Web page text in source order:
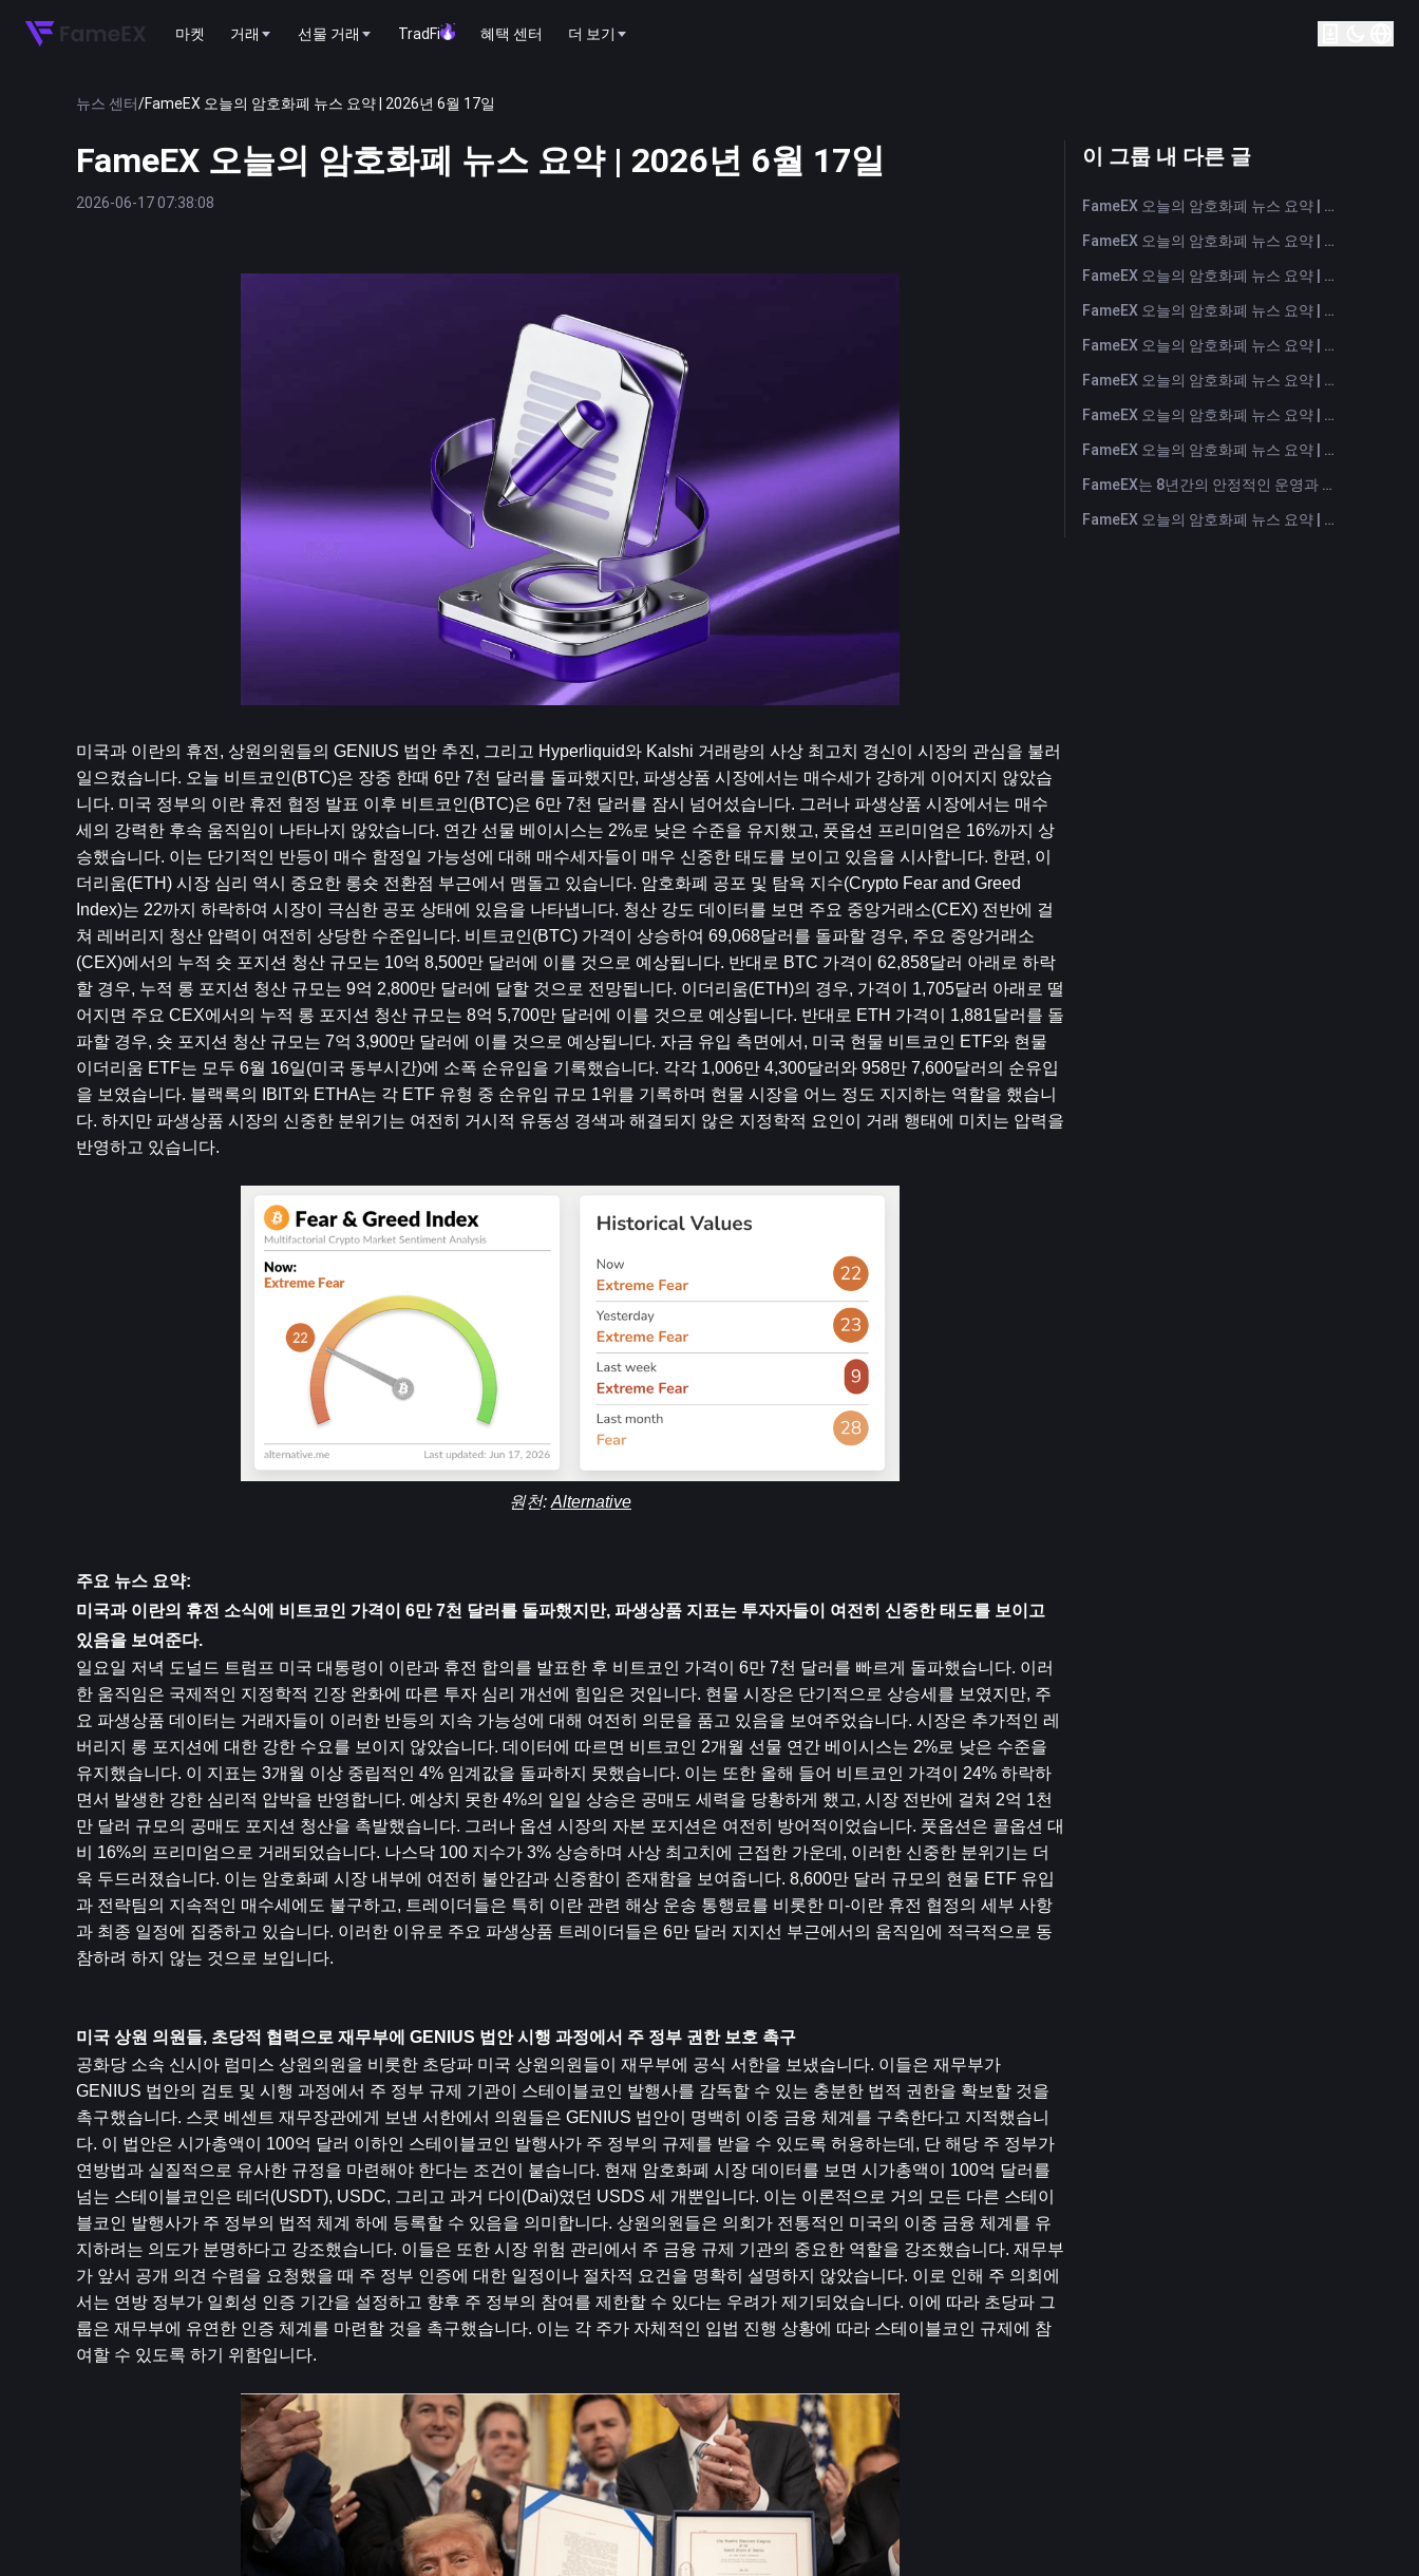
마켓 거래 선물 거래 TradFi 혜택 센터 더 보기
뉴스 센터/FameEX 오늘의 암호화폐 뉴스 요약 | 2026년 6월 17일
FameEX 오늘의 암호화폐 뉴스 요약 | 2026년 6월 17일
2026-06-17 07:38:08
미국과 이란의 휴전, 상원의원들의 GENIUS 법안 추진, 그리고 Hyperliquid와 Kalshi 거래량의 사상 최고치 경신이 시장의 관심을 불러
일으켰습니다. 오늘 비트코인(BTC)은 장중 한때 6만 7천 달러를 돌파했지만, 파생상품 시장에서는 매수세가 강하게 이어지지 않았습
니다. 미국 정부의 이란 휴전 협정 발표 이후 비트코인(BTC)은 6만 7천 달러를 잠시 넘어섰습니다. 그러나 파생상품 시장에서는 매수
세의 강력한 후속 움직임이 나타나지 않았습니다. 연간 선물 베이시스는 2%로 낮은 수준을 유지했고, 풋옵션 프리미엄은 16%까지 상
승했습니다. 이는 단기적인 반등이 매수 함정일 가능성에 대해 매수세자들이 매우 신중한 태도를 보이고 있음을 시사합니다. 한편, 이
더리움(ETH) 시장 심리 역시 중요한 롱숏 전환점 부근에서 맴돌고 있습니다. 암호화폐 공포 및 탐욕 지수(Crypto Fear and Greed
Index)는 22까지 하락하여 시장이 극심한 공포 상태에 있음을 나타냅니다. 청산 강도 데이터를 보면 주요 중앙거래소(CEX) 전반에 걸
쳐 레버리지 청산 압력이 여전히 상당한 수준입니다. 비트코인(BTC) 가격이 상승하여 69,068달러를 돌파할 경우, 주요 중앙거래소
(CEX)에서의 누적 숏 포지션 청산 규모는 10억 8,500만 달러에 이를 것으로 예상됩니다. 반대로 BTC 가격이 62,858달러 아래로 하락
할 경우, 누적 롱 포지션 청산 규모는 9억 2,800만 달러에 달할 것으로 전망됩니다. 이더리움(ETH)의 경우, 가격이 1,705달러 아래로 떨
어지면 주요 CEX에서의 누적 롱 포지션 청산 규모는 8억 5,700만 달러에 이를 것으로 예상됩니다. 반대로 ETH 가격이 1,881달러를 돌
파할 경우, 숏 포지션 청산 규모는 7억 3,900만 달러에 이를 것으로 예상됩니다. 자금 유입 측면에서, 미국 현물 비트코인 ​​ETF와 현물
이더리움 ETF는 모두 6월 16일(미국 동부시간)에 소폭 순유입을 기록했습니다. 각각 1,006만 4,300달러와 958만 7,600달러의 순유입
을 보였습니다. 블랙록의 IBIT와 ETHA는 각 ETF 유형 중 순유입 규모 1위를 기록하며 현물 시장을 어느 정도 지지하는 역할을 했습니
다. 하지만 파생상품 시장의 신중한 분위기는 여전히 거시적 유동성 경색과 해결되지 않은 지정학적 요인이 거래 행태에 미치는 압력을
반영하고 있습니다.
원천: Alternative
주요 뉴스 요약:
미국과 이란의 휴전 소식에 비트코인 ​​가격이 6만 7천 달러를 돌파했지만, 파생상품 지표는 투자자들이 여전히 신중한 태도를 보이고
있음을 보여준다.
일요일 저녁 도널드 트럼프 미국 대통령이 이란과 휴전 합의를 발표한 후 비트코인 ​​가격이 6만 7천 달러를 빠르게 돌파했습니다. 이러
한 움직임은 국제적인 지정학적 긴장 완화에 따른 투자 심리 개선에 힘입은 것입니다. 현물 시장은 단기적으로 상승세를 보였지만, 주
요 파생상품 데이터는 거래자들이 이러한 반등의 지속 가능성에 대해 여전히 의문을 품고 있음을 보여주었습니다. 시장은 추가적인 레
버리지 롱 포지션에 대한 강한 수요를 보이지 않았습니다. 데이터에 따르면 비트코인 ​​2개월 선물 연간 베이시스는 2%로 낮은 수준을
유지했습니다. 이 지표는 3개월 이상 중립적인 4% 임계값을 돌파하지 못했습니다. 이는 또한 올해 들어 비트코인 ​​가격이 24% 하락하
면서 발생한 강한 심리적 압박을 반영합니다. 예상치 못한 4%의 일일 상승은 공매도 세력을 당황하게 했고, 시장 전반에 걸쳐 2억 1천
만 달러 규모의 공매도 포지션 청산을 촉발했습니다. 그러나 옵션 시장의 자본 포지션은 여전히 ​​방어적이었습니다. 풋옵션은 콜옵션 대
비 16%의 프리미엄으로 거래되었습니다. 나스닥 100 지수가 3% 상승하며 사상 최고치에 근접한 가운데, 이러한 신중한 분위기는 더
욱 두드러졌습니다. 이는 암호화폐 시장 내부에 여전히 불안감과 신중함이 존재함을 보여줍니다. 8,600만 달러 규모의 현물 ETF 유입
과 전략팀의 지속적인 매수세에도 불구하고, 트레이더들은 특히 이란 관련 해상 운송 통행료를 비롯한 미-이란 휴전 협정의 세부 사항
과 최종 일정에 집중하고 있습니다. 이러한 이유로 주요 파생상품 트레이더들은 6만 달러 지지선 부근에서의 움직임에 적극적으로 동
참하려 하지 않는 것으로 보입니다.
미국 상원 의원들, 초당적 협력으로 재무부에 GENIUS 법안 시행 과정에서 주 정부 권한 보호 촉구
공화당 소속 신시아 럼미스 상원의원을 비롯한 초당파 미국 상원의원들이 재무부에 공식 서한을 보냈습니다. 이들은 재무부가
GENIUS 법안의 검토 및 시행 과정에서 주 정부 규제 기관이 스테이블코인 발행사를 감독할 수 있는 충분한 법적 권한을 확보할 것을 ​​
촉구했습니다. 스콧 베센트 재무장관에게 보낸 서한에서 의원들은 GENIUS 법안이 명백히 이중 금융 체계를 구축한다고 지적했습니
다. 이 법안은 시가총액이 100억 달러 이하인 스테이블코인 발행사가 주 정부의 규제를 받을 수 있도록 허용하는데, 단 해당 주 정부가
연방법과 실질적으로 유사한 규정을 마련해야 한다는 조건이 붙습니다. 현재 암호화폐 시장 데이터를 보면 시가총액이 100억 달러를
넘는 스테이블코인은 테더(USDT), USDC, 그리고 과거 다이(Dai)였던 USDS 세 개뿐입니다. 이는 이론적으로 거의 모든 다른 스테이
블코인 발행사가 주 정부의 법적 체계 하에 등록할 수 있음을 의미합니다. 상원의원들은 의회가 전통적인 미국의 이중 금융 체계를 유
지하려는 의도가 분명하다고 강조했습니다. 이들은 또한 시장 위험 관리에서 주 금융 규제 기관의 중요한 역할을 강조했습니다. 재무부
가 앞서 공개 의견 수렴을 요청했을 때 주 정부 인증에 대한 일정이나 절차적 요건을 명확히 설명하지 않았습니다. 이로 인해 주 의회에
서는 연방 정부가 일회성 인증 기간을 설정하고 향후 주 정부의 참여를 제한할 수 있다는 우려가 제기되었습니다. 이에 따라 초당파 그
룹은 재무부에 유연한 인증 체계를 마련할 것을 촉구했습니다. 이는 각 주가 자체적인 입법 진행 상황에 따라 스테이블코인 규제에 참
여할 수 있도록 하기 위함입니다.
이 그룹 내 다른 글
FameEX 오늘의 암호화폐 뉴스 요약 | 2026년 8월 7일
FameEX 오늘의 암호화폐 뉴스 요약 | 2026년 8월 6일
FameEX 오늘의 암호화폐 뉴스 요약 | 2026년 8월 5일
FameEX 오늘의 암호화폐 뉴스 요약 | 2026년 8월 4일
FameEX 오늘의 암호화폐 뉴스 요약 | 2026년 8월 3일
FameEX 오늘의 암호화폐 뉴스 요약 | 2026년 7월 31일
FameEX 오늘의 암호화폐 뉴스 요약 | 2026년 7월 30일
FameEX 오늘의 암호화폐 뉴스 요약 | 2026년 7월 29일
FameEX는 8년간의 안정적인 운영과 글로벌 성장을 통해 사용자 신뢰를 더욱 강화했습니다
FameEX 오늘의 암호화폐 뉴스 요약 | 2026년 7월 28일